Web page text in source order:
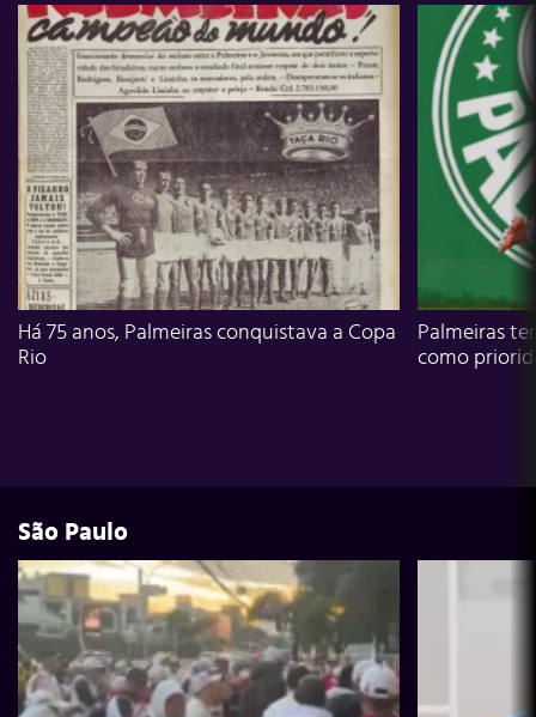
Há 75 anos, Palmeiras conquistava a Copa
Rio
Palmeiras
como
São Paulo